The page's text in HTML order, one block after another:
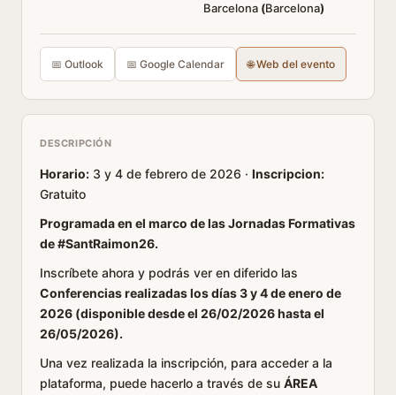
Barcelona (Barcelona)
📅 Outlook 📅 Google Calendar 🌐 Web del evento
DESCRIPCIÓN
Horario: 3 y 4 de febrero de 2026 · Inscripcion:
Gratuito
Programada en el marco de las Jornadas Formativas
de #SantRaimon26.
Inscríbete ahora y podrás ver en diferido las
Conferencias realizadas los días 3 y 4 de enero de
2026 (disponible desde el 26/02/2026 hasta el
26/05/2026).
Una vez realizada la inscripción, para acceder a la
plataforma, puede hacerlo a través de su ÁREA